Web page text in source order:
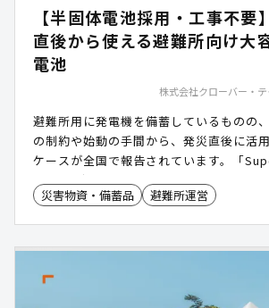
【半固体電池採用・工事不要
直後から使える避難所向け大
電池
株式会社クローバー・
避難所用に発電機を備蓄しているものの
の制約や始動の手間から、発災直後に活
ケースが全国で報告されています。「
V」は、半固体電池を採用し発火リスクを
容量蓄電池です。1台6.4kWhの容量は、2
法人企業・自治体・官公庁で500台以上が
ています。 ダウンロード資料では、一般
災害物資・備蓄品 避難所運営